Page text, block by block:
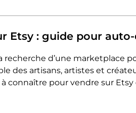
Etsy : guide pour
recherche d’une marketplace
des artisans, artistes et
connaître pour vendre sur